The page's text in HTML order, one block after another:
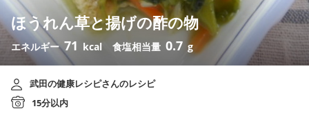
ほうれん草と揚げの酢の物
エネルギー71 kcal 食塩相当量 0.7 g
武田の健康レシピさんのレシピ
15分以内